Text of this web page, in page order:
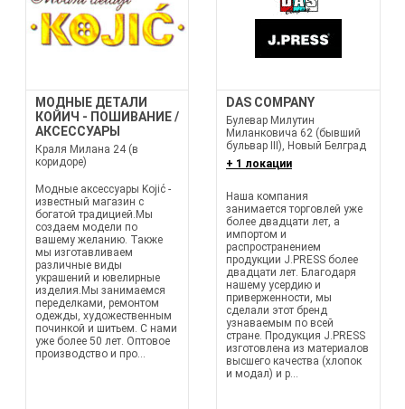
МОДНЫЕ ДЕТАЛИ
КОЙИЧ - ПОШИВАНИЕ /
АКСЕССУАРЫ
Краля Милана 24 (в
коридоре)
Модные аксессуары Kojić -
известный магазин с
богатой традицией.Мы
создаем модели по
вашему желанию. Также
мы изготавливаем
различные виды
украшений и ювелирные
изделия.Мы занимаемся
переделками, ремонтом
одежды, художественным
починкой и шитьем. С нами
уже более 50 лет. Оптовое
производство и про...
DAS COMPANY
Булевар Милутин
Миланковича 62 (бывший
бульвар III), Новый Белград
+ 1 локации
Наша компания
занимается торговлей уже
более двадцати лет, а
импортом и
распространением
продукции J.PRESS более
двадцати лет. Благодаря
нашему усердию и
приверженности, мы
сделали этот бренд
узнаваемым по всей
стране. Продукция J.PRESS
изготовлена из материалов
высшего качества (хлопок
и модал) и р...